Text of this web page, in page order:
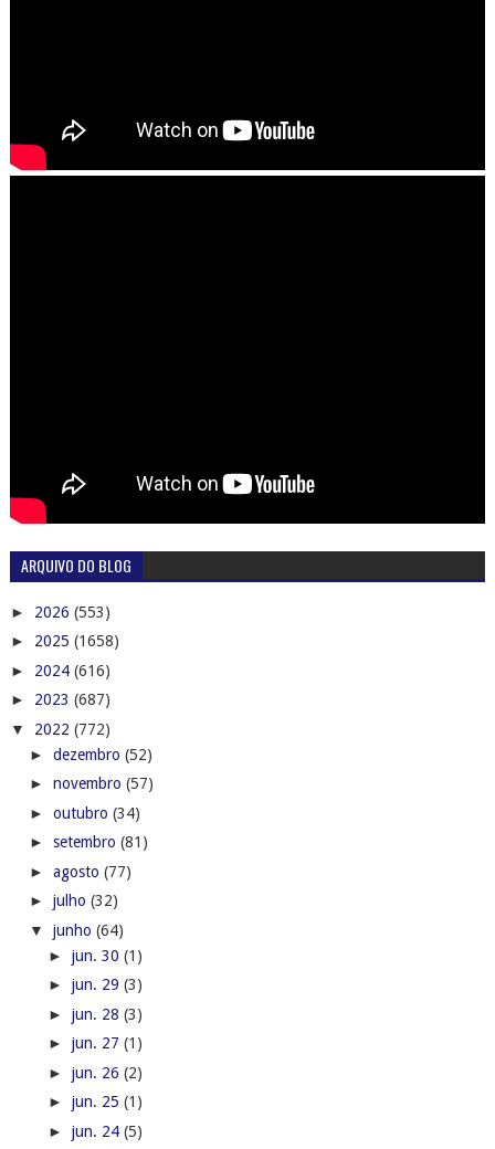
ARQUIVO DO BLOG
► 2026 (553)
► 2025 (1658)
► 2024 (616)
► 2023 (687)
▼ 2022 (772)
► dezembro (52)
► novembro (57)
► outubro (34)
► setembro (81)
► agosto (77)
► julho (32)
▼ junho (64)
► jun. 30 (1)
► jun. 29 (3)
► jun. 28 (3)
► jun. 27 (1)
► jun. 26 (2)
► jun. 25 (1)
► jun. 24 (5)